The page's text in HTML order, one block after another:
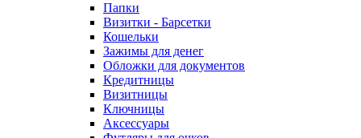
Папки
Визитки - Барсетки
Кошельки
Зажимы для денег
Обложки для документов
Кредитницы
Визитницы
Ключницы
Аксессуары